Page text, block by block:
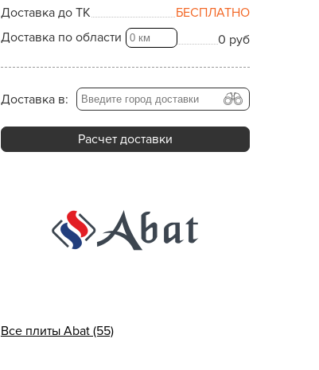
Доставка до ТК
БЕСПЛАТНО
Доставка по области
0 руб
Доставка в:
Расчет доставки
Все плиты Abat (55)